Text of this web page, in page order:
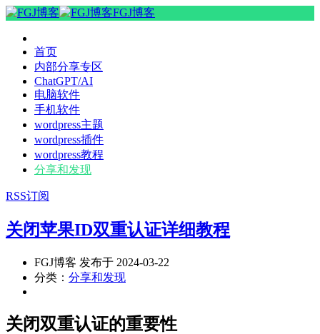
FGJ博客
首页
内部分享专区
ChatGPT/AI
电脑软件
手机软件
wordpress主题
wordpress插件
wordpress教程
分享和发现
RSS订阅
关闭苹果ID双重认证详细教程
FGJ博客 发布于 2024-03-22
分类： 分享和发现
关闭双重认证的重要性